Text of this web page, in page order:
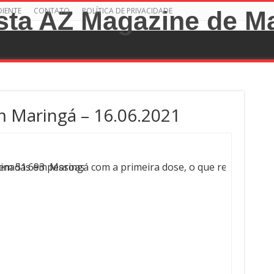
CONTATO POLÍTICA DE PRIVACIDADE
Maringá – 16.06.2021
em Maringá com a primeira dose, o que representa
51.693 pessoas